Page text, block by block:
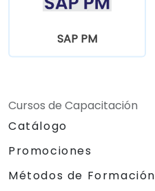
SAP PM
Cursos de Capacitación
Catálogo
Promociones
Métodos de Formación